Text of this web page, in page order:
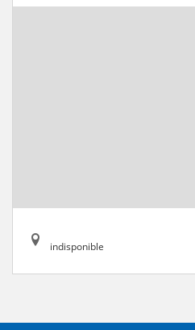
indisponible